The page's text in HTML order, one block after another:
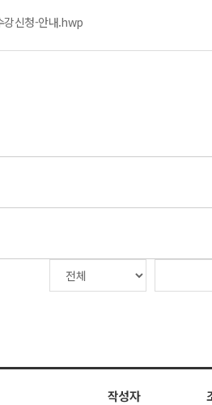
신청-안내.hwp
작성자